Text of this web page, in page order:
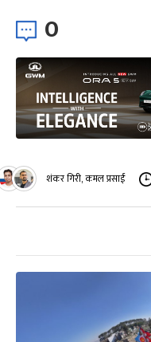
0
शंकर गिरी, कमल प्रसाईं